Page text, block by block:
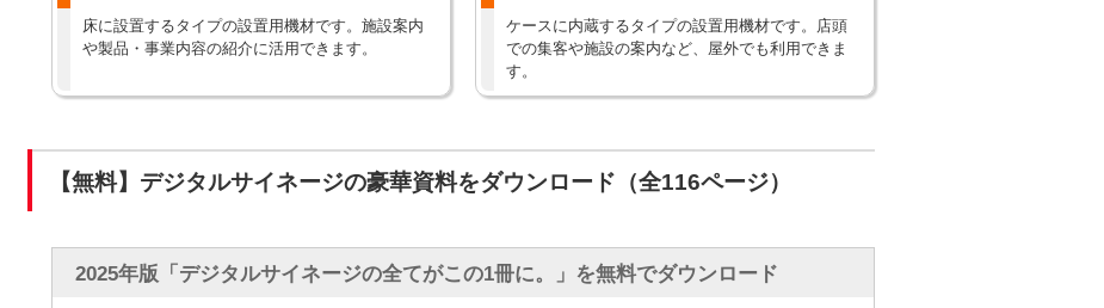
床に設置するタイプの設置用機材です。施設案内
や製品・事業内容の紹介に活用できます。
ケースに内蔵するタイプの設置用機材です。店頭
での集客や施設の案内など、屋外でも利用できま
す。
【無料】デジタルサイネージの豪華資料をダウンロード（全116ページ）
2025年版「デジタルサイネージの全てがこの1冊に。」を無料でダウンロード